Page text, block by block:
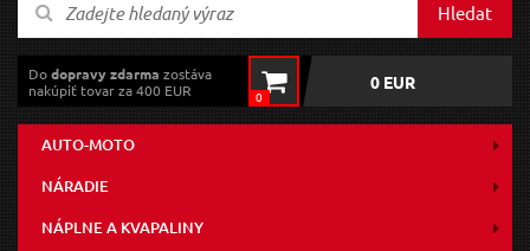
Hledat
Dodopravy zdarma zostáva
nakúpiť tovar za 400 EUR
0
0 EUR
AUTO-MOTO
NÁRADIE
NÁPLNE A KVAPALINY